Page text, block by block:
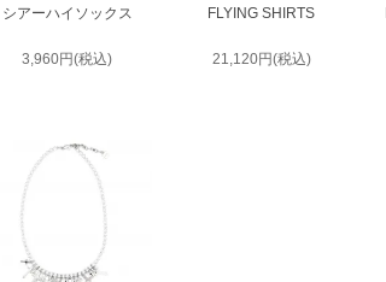
シアーハイソックス
3,960円(税込)
FLYING SHIRTS
21,120円(税込)